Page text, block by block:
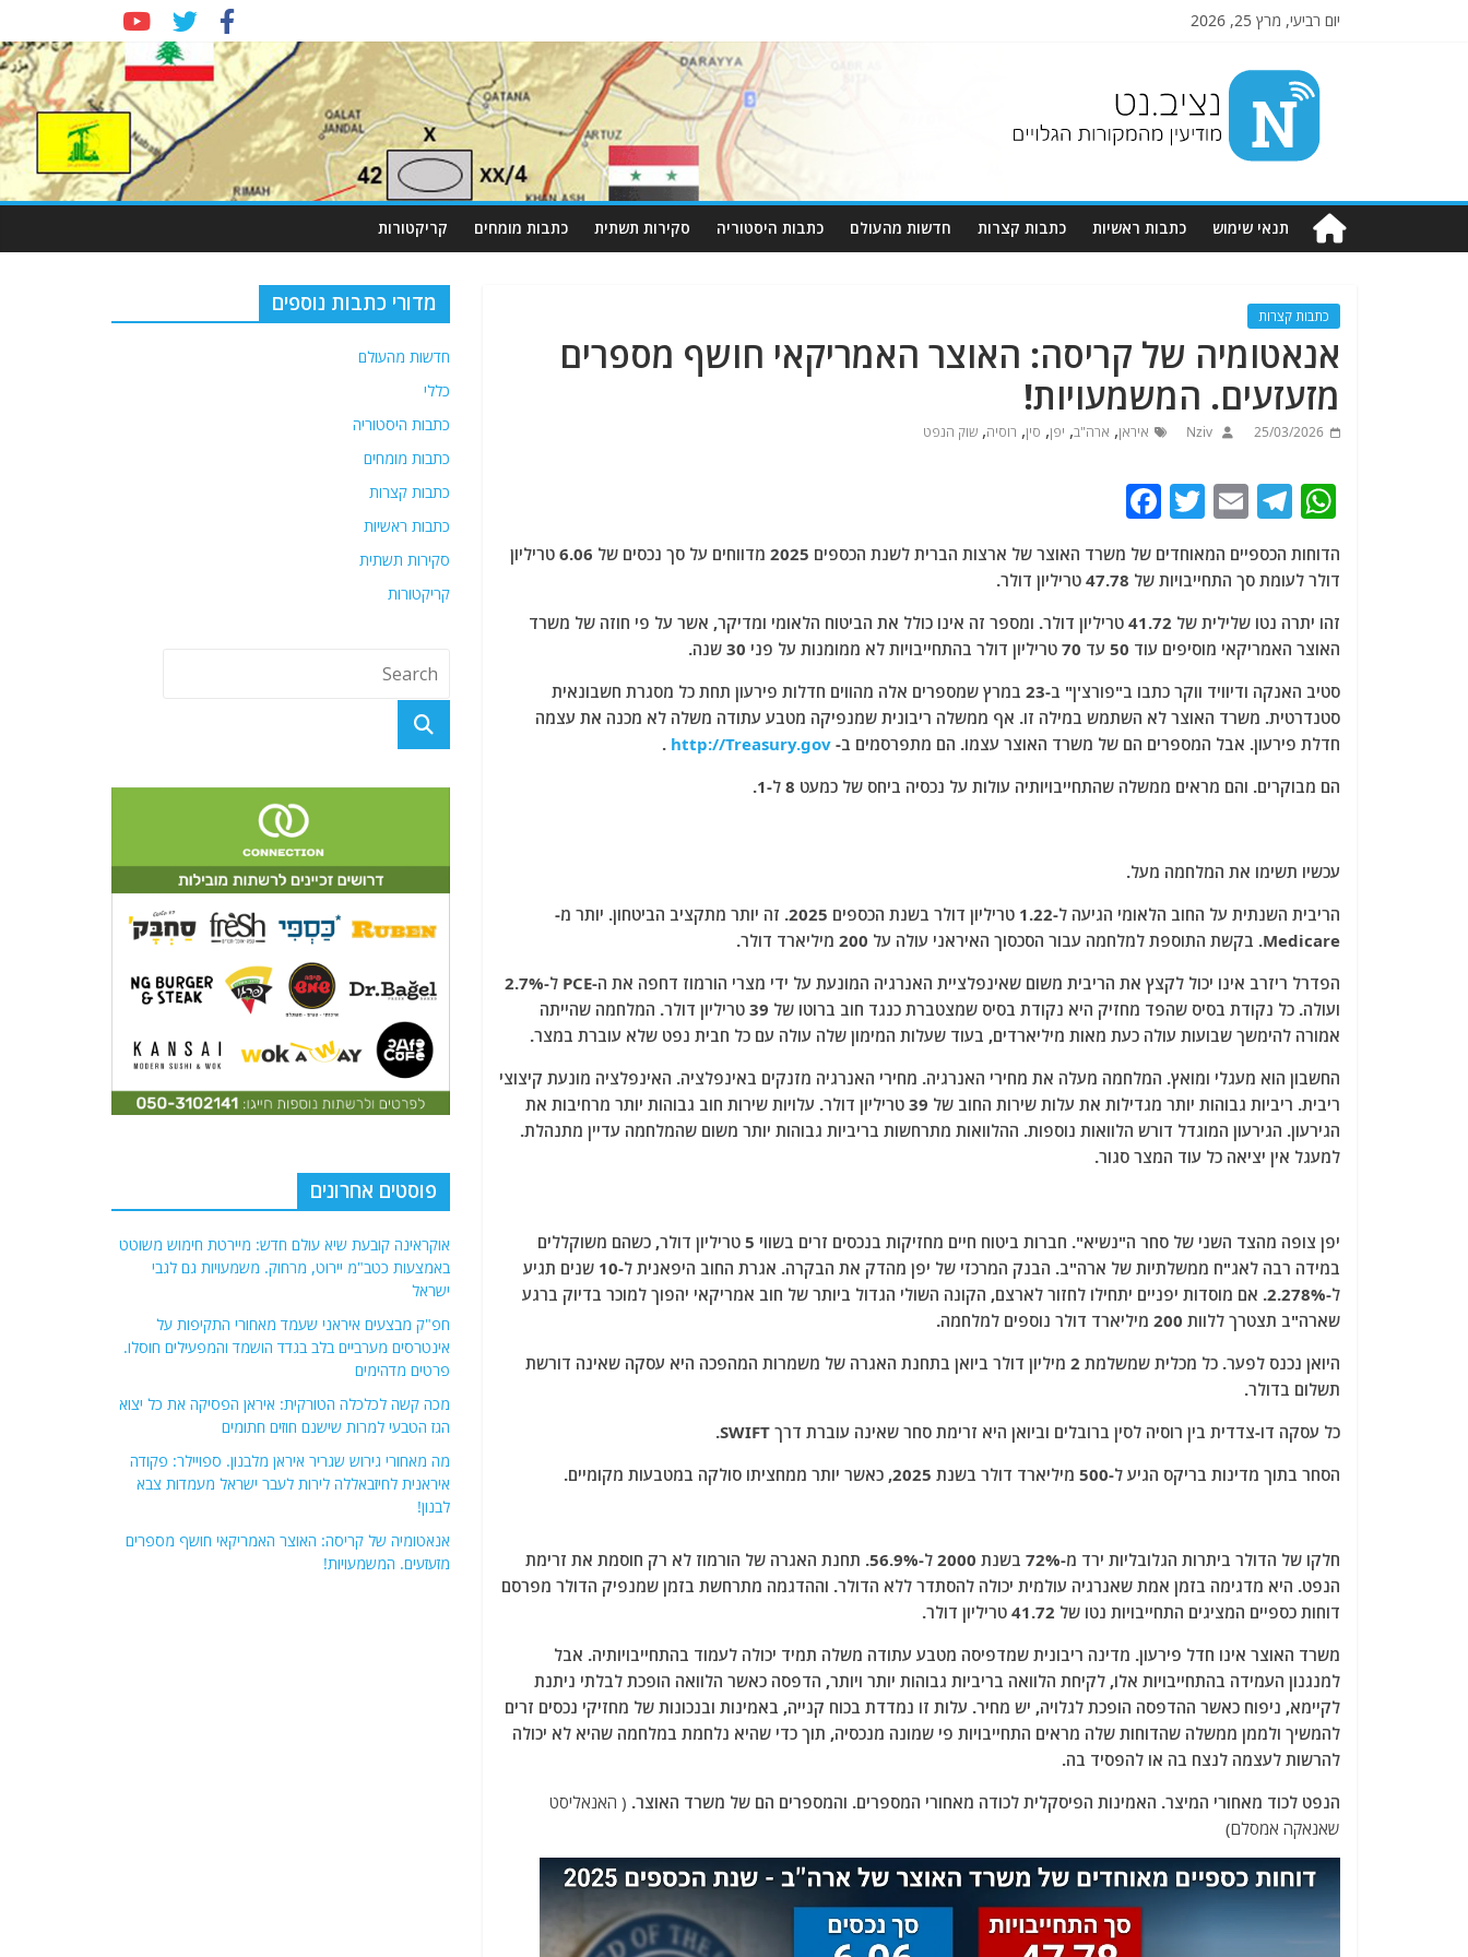
יום רביעי, מרץ 25, 2026
Nziv.net
מודיעין
מהמקורות
תנאי שימוש כתבות ראשיות כתבות קצרות חדשות מהעולם כתבות היסטוריה סקירות תשתית כתבות מומחים קריקטורות
כתבות קצרות
אנאטומיה של קריסה: האוצר האמריקאי חושף מספרים
מזעזעים. המשמעויות!
25/03/2026
Nziv איראן, ארה"ב, יפן, סין, רוסיה, שוק הנפט
W
at
s
A
p
p
T
e
g
ra
m
E
ai
l
T
itt
er
c
e
b
o
o
k
הדוחות הכספיים המאוחדים של משרד האוצר של ארצות הברית לשנת הכספים 2025 מדווחים על סך נכסים של 6.06 טריליון
דולר לעומת סך התחייבויות של 47.78 טריליון דולר.
זהו יתרה נטו שלילית של 41.72 טריליון דולר. ומספר זה אינו כולל את הביטוח הלאומי ומדיקר, אשר על פי חוזה של משרד
האוצר האמריקאי מוסיפים עוד 50 עד 70 טריליון דולר בהתחייבויות לא ממומנות על פני 30 שנה.
סטיב האנקה ודיוויד ווקר כתבו ב"פורצ'ן" ב-23 במרץ שמספרים אלה מהווים חדלות פירעון תחת כל מסגרת חשבונאית
סטנדרטית. משרד האוצר לא השתמש במילה זו. אף ממשלה ריבונית שמנפיקה מטבע עתודה משלה לא מכנה את עצמה
חדלת פירעון. אבל המספרים הם של משרד האוצר עצמו. הם מתפרסמים ב-
http://Treasury.gov
.
הם מבוקרים. והם מראים ממשלה שהתחייבויותיה עולות על נכסיה ביחס של כמעט 8 ל-1.
עכשיו תשימו את המלחמה מעל.
הריבית השנתית על החוב הלאומי הגיעה ל-1.22 טריליון דולר בשנת הכספים 2025. זה יותר מתקציב הביטחון. יותר מ-
Medicare. בקשת התוספת למלחמה עבור הסכסוך האיראני עולה על 200 מיליארד דולר.
הפדרל ריזרב אינו יכול לקצץ את הריבית משום שאינפלציית האנרגיה המונעת על ידי מצרי הורמוז דחפה את ה-PCE ל-2.7%
ועולה. כל נקודת בסיס שהפד מחזיק היא נקודת בסיס שמצטברת כנגד חוב ברוטו של 39 טריליון דולר. המלחמה שהייתה
אמורה להימשך שבועות עולה כעת מאות מיליארדים, בעוד שעלות המימון שלה עולה עם כל חבית נפט שלא עוברת במצר.
החשבון הוא מעגלי ומואץ. המלחמה מעלה את מחירי האנרגיה. מחירי האנרגיה מזנקים באינפלציה. האינפלציה מונעת קיצוצי
ריבית. ריביות גבוהות יותר מגדילות את עלות שירות החוב של 39 טריליון דולר. עלויות שירות חוב גבוהות יותר מרחיבות את
הגירעון. הגירעון המוגדל דורש הלוואות נוספות. ההלוואות מתרחשות בריביות גבוהות יותר משום שהמלחמה עדיין מתנהלת.
למעגל אין יציאה כל עוד המצר סגור.
יפן צופה מהצד השני של סחר ה"נשיא". חברות ביטוח חיים מחזיקות בנכסים זרים בשווי 5 טריליון דולר, כשהם משוקללים
במידה רבה לאג"ח ממשלתיות של ארה"ב. הבנק המרכזי של יפן מהדק את הבקרה. אגרת החוב היפאנית ל-10 שנים תגיע
ל-2.278%. אם מוסדות יפניים יתחילו לחזור לארצם, הקונה השולי הגדול ביותר של חוב אמריקאי יהפוך למוכר בדיוק ברגע
שארה"ב תצטרך ללוות 200 מיליארד דולר נוספים למלחמה.
היואן נכנס לפער. כל מכלית שמשלמת 2 מיליון דולר ביואן בתחנת האגרה של משמרות המהפכה היא עסקה שאינה דורשת
תשלום בדולר.
כל עסקה דו-צדדית בין רוסיה לסין ברובלים וביואן היא זרימת סחר שאינה עוברת דרך SWIFT.
הסחר בתוך מדינות בריקס הגיע ל-500 מיליארד דולר בשנת 2025, כאשר יותר ממחציתו סולקה במטבעות מקומיים.
חלקו של הדולר ביתרות הגלובליות ירד מ-72% בשנת 2000 ל-56.9%. תחנת האגרה של הורמוז לא רק חוסמת את זרימת
הנפט. היא מדגימה בזמן אמת שאנרגיה עולמית יכולה להסתדר ללא הדולר. וההדגמה מתרחשת בזמן שמנפיק הדולר מפרסם
דוחות כספיים המציגים התחייבויות נטו של 41.72 טריליון דולר.
משרד האוצר אינו חדל פירעון. מדינה ריבונית שמדפיסה מטבע עתודה משלה תמיד יכולה לעמוד בהתחייבויותיה. אבל
למנגנון העמידה בהתחייבויות אלו, לקיחת הלוואה בריביות גבוהות יותר ויותר, הדפסה כאשר הלוואה הופכת לבלתי ניתנת
לקיימא, ניפוח כאשר ההדפסה הופכת לגלויה, יש מחיר. עלות זו נמדדת בכוח קנייה, באמינות ובנכונות של מחזיקי נכסים זרים
להמשיך ולממן ממשלה שהדוחות שלה מראים התחייבויות פי שמונה מנכסיה, תוך כדי שהיא נלחמת במלחמה שהיא לא יכולה
להרשות לעצמה לנצח בה או להפסיד בה.
הנפט לכוד מאחורי המיצר. האמינות הפיסקלית לכודה מאחורי המספרים. והמספרים הם של משרד האוצר. ( האנאליסט
שאנאקה אמסלם)
מדורי כתבות נוספים
חדשות מהעולם
כללי
כתבות היסטוריה
כתבות מומחים
כתבות קצרות
כתבות ראשיות
סקירות תשתית
קריקטורות
פוסטים אחרונים
אוקראינה קובעת שיא עולם חדש: מיירטת חימוש משוטט
באמצעות כטב"מ יירוט, מרחוק. משמעויות גם לגבי
ישראל
חפ"ק מבצעים איראני שעמד מאחורי התקיפות על
אינטרסים מערביים בלב בגדד הושמד והמפעילים חוסלו.
פרטים מדהימים
מכה קשה לכלכלה הטורקית: איראן הפסיקה את כל יצוא
הגז הטבעי למרות שישנם חוזים חתומים
מה מאחורי גירוש שגריר איראן מלבנון. ספויילר: פקודה
איראנית לחיזבאללה לירות לעבר ישראל מעמדות צבא
לבנון!
אנאטומיה של קריסה: האוצר האמריקאי חושף מספרים
מזעזעים. המשמעויות!